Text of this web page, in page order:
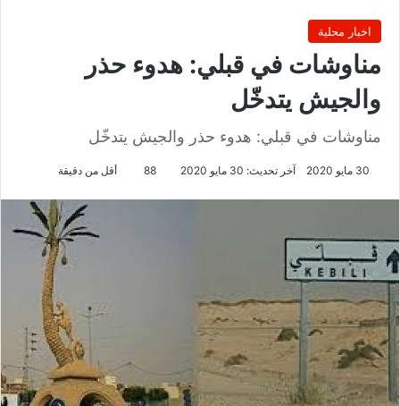
اخبار محلية
مناوشات في قبلي: هدوء حذر
والجيش يتدخّل
مناوشات في قبلي: هدوء حذر والجيش يتدخّل
30 مايو 2020 آخر تحديث: 30 مايو 2020 88 أقل من دقيقة